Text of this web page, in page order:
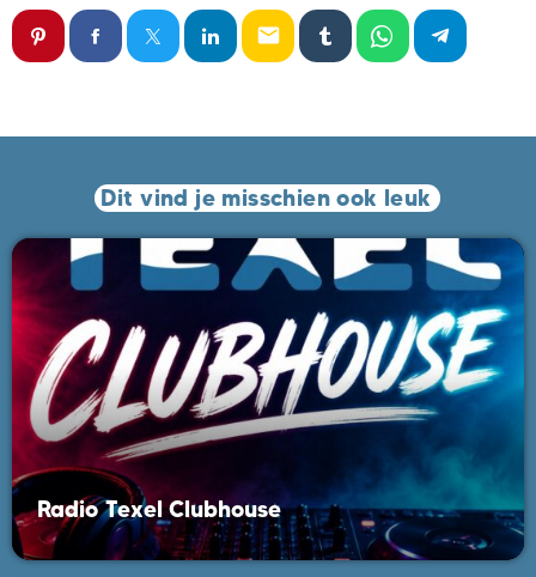
email
Dit vind je misschien ook leuk
Radio Texel Clubhouse